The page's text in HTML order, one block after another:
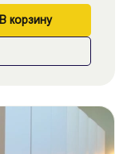
В корзину